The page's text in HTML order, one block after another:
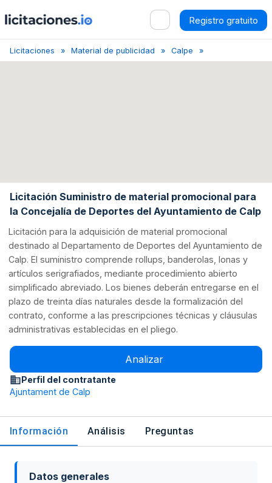
Registro gratuito
Licitaciones Material de publicidad Calpe
Licitación Suministro de material promocional para
la Concejalía de Deportes del Ayuntamiento de Calp
Licitación para la adquisición de material promocional
destinado al Departamento de Deportes del Ayuntamiento de
Calp. El suministro comprende rollups, banderolas, lonas y
artículos serigrafiados, mediante procedimiento abierto
simplificado abreviado. Los bienes deberán entregarse en el
plazo de treinta días naturales desde la formalización del
contrato, conforme a las prescripciones técnicas y cláusulas
administrativas establecidas en el pliego.
Analizar
Perfil del contratante
Ajuntament de Calp
Información Análisis Preguntas
Datos generales